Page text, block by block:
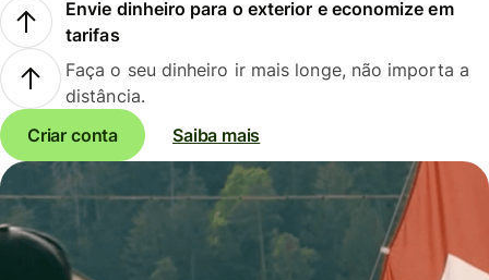
Envie dinheiro para o exterior e economize em
tarifas
Faça o seu dinheiro ir mais longe, não importa a
distância.
Criar conta
Saiba mais